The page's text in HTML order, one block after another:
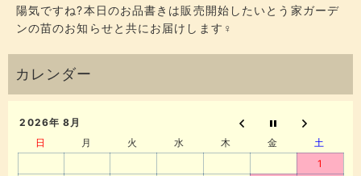
陽気ですね?本日のお品書きは販売開始したいとう家ガーデ
ンの苗のお知らせと共にお届けします‍♀️
2026年 8月
日
月 火 水 木 金
土
1